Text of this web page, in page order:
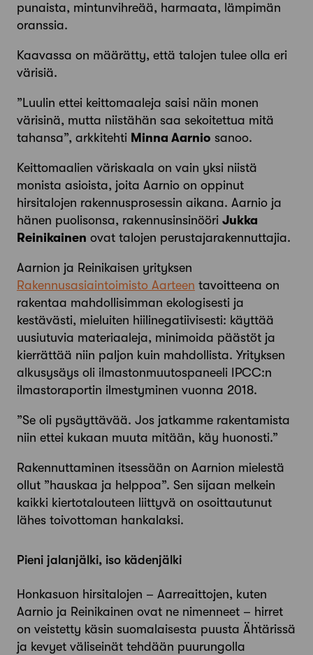
punaista, mintunvihreää, harmaata, lämpimän
oranssia.
Kaavassa on määrätty, että talojen tulee olla eri
värisiä.
”Luulin ettei keittomaaleja saisi näin monen
värisinä, mutta niistähän saa sekoitettua mitä
tahansa”, arkkitehti Minna Aarnio sanoo.
Keittomaalien väriskaala on vain yksi niistä
monista asioista, joita Aarnio on oppinut
hirsitalojen rakennusprosessin aikana. Aarnio ja
hänen puolisonsa, rakennusinsinööri Jukka
Reinikainen ovat talojen perustajarakennuttajia.
Aarnion ja Reinikaisen yrityksen
Rakennusasiaintoimisto Aarteen tavoitteena on
rakentaa mahdollisimman ekologisesti ja
kestävästi, mieluiten hiilinegatiivisesti: käyttää
uusiutuvia materiaaleja, minimoida päästöt ja
kierrättää niin paljon kuin mahdollista. Yrityksen
alkusysäys oli ilmastonmuutos­paneeli IPCC:n
ilmastoraportin ilmestyminen vuonna 2018.
”Se oli pysäyttävää. Jos jatkamme rakentamista
niin ettei kukaan muuta mitään, käy huonosti.”
Rakennuttaminen itsessään on Aarnion mielestä
ollut ”hauskaa ja helppoa”. Sen sijaan melkein
kaikki kiertotalouteen liittyvä on osoittautunut
lähes toivottoman hankalaksi.
Pieni jalanjälki, iso kädenjälki
Honkasuon hirsitalojen – Aarreaittojen, kuten
Aarnio ja Reinikainen ovat ne nimenneet – hirret
on veistetty käsin suomalaisesta puusta Ähtärissä
ja kevyet väliseinät tehdään puurungolla